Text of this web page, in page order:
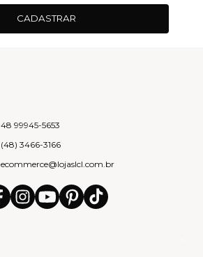
CADASTRAR
48 99945-5653
(48) 3466-3166
ecommerce@lojaslcl.com.br